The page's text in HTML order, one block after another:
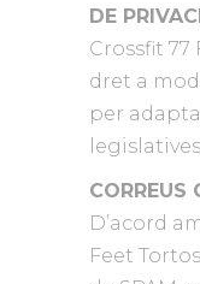
DE
Crossfit 77
dret a
per
CORREUS
D’acord
Feet